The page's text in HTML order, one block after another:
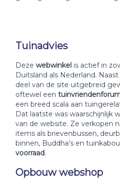
Tuinadvies
Deze webwinkel is actief in
Duitsland als Nederland.
deel van de site uitgebreid
oftewel een
een breed scala aan
Dat laatste was waarschijnlijk
van de website. Ze verkopen
items als brievenbussen,
binnen, Buddha’s en
voorraad.
Opbouw webshop